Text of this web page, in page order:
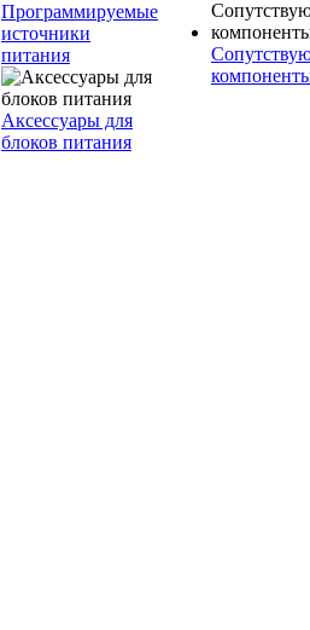
Программируемые
источники
питания
Аксессуары для
блоков питания